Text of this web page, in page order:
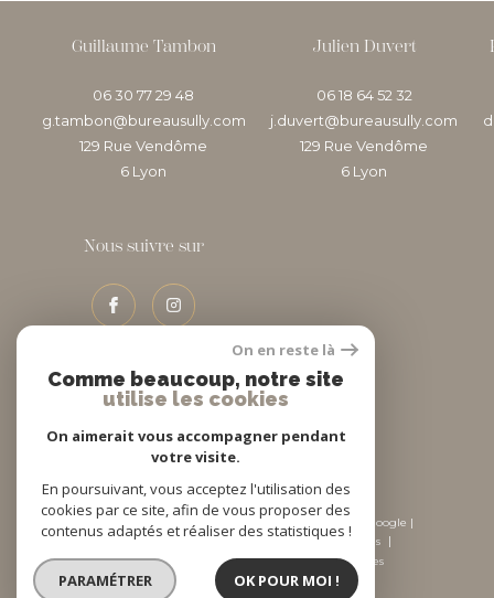
Guillaume Tambon
06 30 77 29 48
g.tambon@bureausully.com
129 Rue Vendôme
6
lyon
Nous suivre sur
Julien Duvert
06 18 64 52 32
j.duvert@bureausully.com
129 Rue Vendôme
6
lyon
Adhérents
© 2026 | Tous droits réservés | Traduction powered by Google |
Nos honoraires
Plan du site
Mentions légales
Admin
Politique RGPD Cookies
On en reste là
Comme beaucoup, notre site
utilise les cookies
On aimerait vous accompagner pendant
votre visite.
En poursuivant, vous acceptez l'utilisation des
cookies par ce site, afin de vous proposer des
contenus adaptés et réaliser des statistiques !
PARAMÉTRER OK POUR MOI !